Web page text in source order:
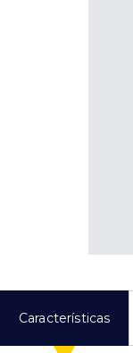
Características